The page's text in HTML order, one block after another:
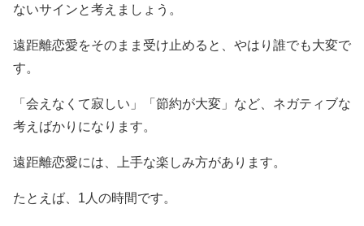
ないサインと考えましょう。
遠距離恋愛をそのまま受け止めると、やはり誰でも大変で
す。
「会えなくて寂しい」「節約が大変」など、ネガティブな
考えばかりになります。
遠距離恋愛には、上手な楽しみ方があります。
たとえば、1人の時間です。